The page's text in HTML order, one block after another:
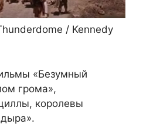
/ Kennedy
«Безумный
грома»,
королевы